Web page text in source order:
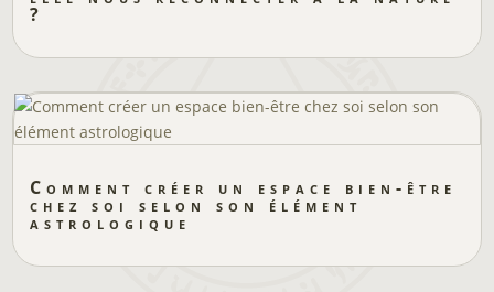
?
Comment créer un espace bien-être
chez soi selon son élément
astrologique